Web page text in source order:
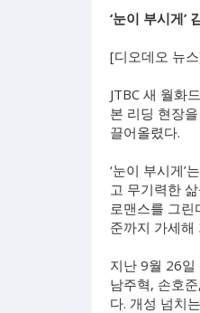
‘눈이 부시게
[디오데오 뉴
JTBC 새 월화
본 리딩 현장
끌어올렸다.
‘눈이 부시게’
고 무기력한
로맨스를 그린
준까지 가세해
지난 9월 26일
남주혁, 손호
다. 개성 넘치